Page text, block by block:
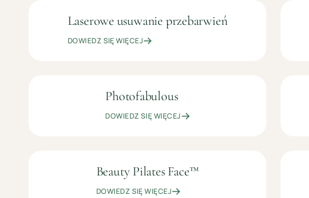
OD
ZŁ
LASEROTERAPIA
Laserowe usuwanie przebarwień
DOWIEDZ SIĘ WIĘCEJ
OD
ZŁ
Photofabulous
DOWIEDZ SIĘ WIĘCEJ
699
ZŁ
KOSMETOLOGIA
Beauty Pilates Face™
DOWIEDZ SIĘ WIĘCEJ